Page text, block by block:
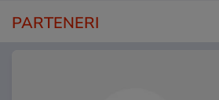
PARTENERI